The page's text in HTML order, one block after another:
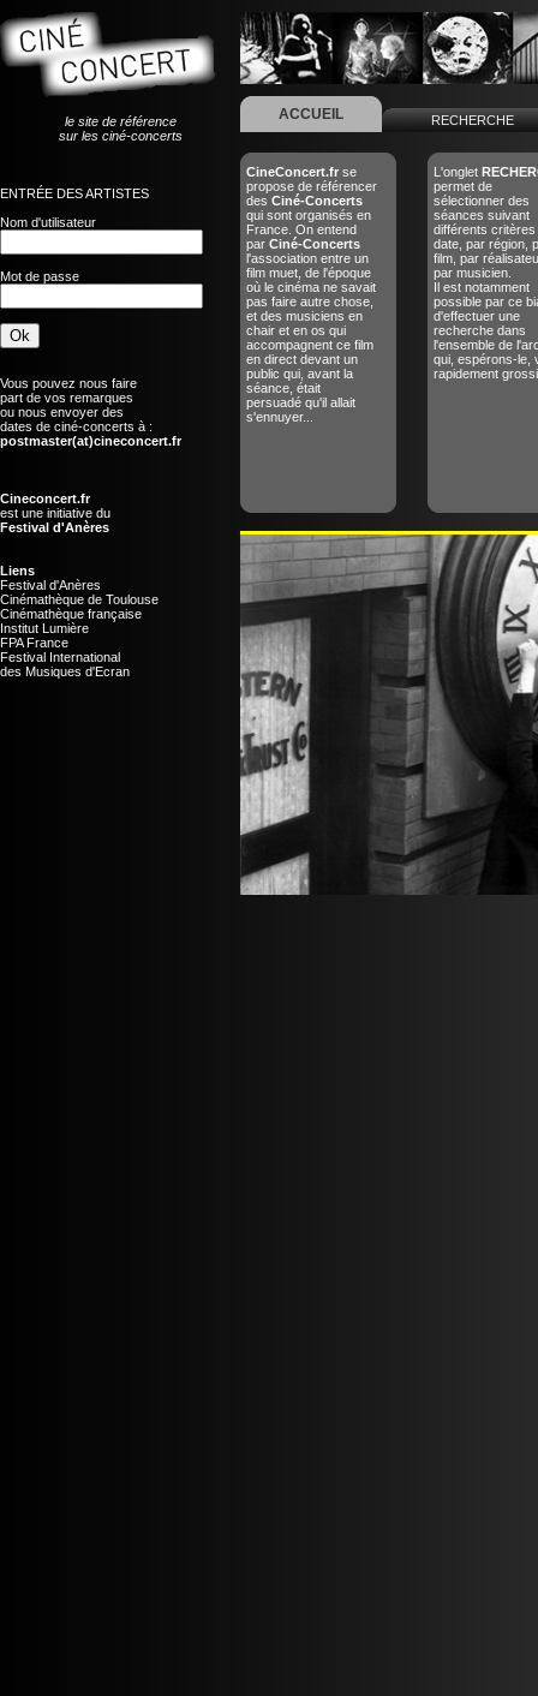
le site de référence
sur les ciné-concerts
ENTRÉE DES ARTISTES
Nom d'utilisateur
Mot de passe
Vous pouvez nous faire
part de vos remarques
ou nous envoyer des
dates de ciné-concerts à :
postmaster(at)cineconcert.fr
Cineconcert.fr
est une initiative du
Festival d'Anères
Liens
Festival d'Anères
Cinémathèque de Toulouse
Cinémathèque française
Institut Lumière
FPA France
Festival International
des Musiques d'Ecran
ACCUEIL RECHERCHE
CineConcert.fr se
propose de référencer
des Ciné-Concerts
qui sont organisés en
France. On entend
par Ciné-Concerts
l'association entre un
film muet, de l'époque
où le cinéma ne savait
pas faire autre chose,
et des musiciens en
chair et en os qui
accompagnent ce film
en direct devant un
public qui, avant la
séance, était
persuadé qu'il allait
s'ennuyer...
L'onglet
permet de
sélectionner des
séances suivant
différents critères
date, par région,
film, par
par musicien.
Il est notamment
possible par ce
d'effectuer une
recherche dans
l'ensemble de
qui, espérons-le,
rapidement